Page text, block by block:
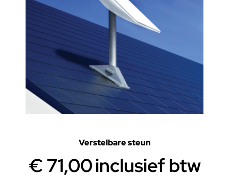
Verstelbare steun
€71,00inclusief btw